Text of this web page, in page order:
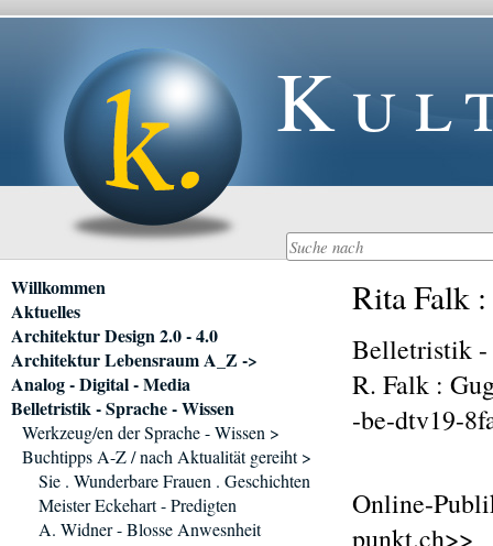
Rita Falk
Belletristik -
R. Falk :
-be-dtv19-
Online-
punkt.ch>>
Navigation
überspringen
Willkommen
Aktuelles
Architektur Design 2.0 - 4.0
Architektur Lebensraum A_Z ->
Analog - Digital - Media
Belletristik - Sprache - Wissen
Werkzeug/en der Sprache - Wissen >
Buchtipps A-Z / nach Aktualität gereiht >
Sie . Wunderbare Frauen . Geschichten
Meister Eckehart - Predigten
A. Widner - Blosse Anwesnheit